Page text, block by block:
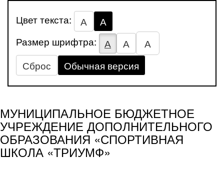
Цвет текста: А
А
Размер шрифтра:
А А
А
Сброс
Обычная версия
МУНИЦИПАЛЬНОЕ БЮДЖЕТНОЕ
УЧРЕЖДЕНИЕ ДОПОЛНИТЕЛЬНОГО
ОБРАЗОВАНИЯ «СПОРТИВНАЯ
ШКОЛА «ТРИУМФ»